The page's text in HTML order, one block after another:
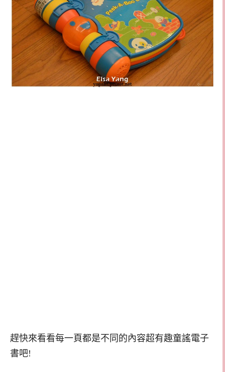
趕快來看看每一頁都是不同的內容超有趣童謠電子
書吧!